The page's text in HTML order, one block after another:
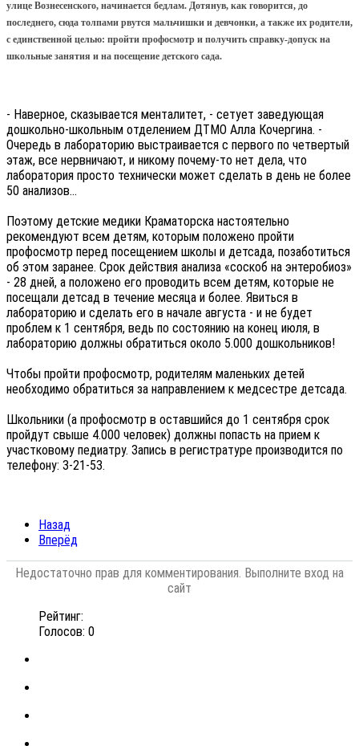
улице Вознесенского, начинается бедлам. Дотянув, как говорится, до
последнего, сюда толпами рвутся мальчишки и девчонки, а также их родители,
с единственной целью: пройти профосмотр и получить справку-допуск на
школьные занятия и на посещение детского сада.
- Наверное, сказывается менталитет, - сетует заведующая
дошкольно-школьным отделением ДТМО Алла Кочергина. -
Очередь в лабораторию выстраивается с первого по четвертый
этаж, все нервничают, и никому почему-то нет дела, что
лаборатория просто технически может сделать в день не более
50 анализов...
Поэтому детские медики Краматорска настоятельно
рекомендуют всем детям, которым положено пройти
профосмотр перед посещением школы и детсада, позаботиться
об этом заранее. Срок действия анализа «соскоб на энтеробиоз»
- 28 дней, а положено его проводить всем детям, которые не
посещали детсад в течение месяца и более. Явиться в
лабораторию и сделать его в начале августа - и не будет
проблем к 1 сентября, ведь по состоянию на конец июля, в
лабораторию должны обратиться около 5.000 дошкольников!
Чтобы пройти профосмотр, родителям маленьких детей
необходимо обратиться за направлением к медсестре детсада.
Школьники (а профосмотр в оставшийся до 1 сентября срок
пройдут свыше 4.000 человек) должны попасть на прием к
участковому педиатру. Запись в регистратуре производится по
телефону: 3-21-53.
Назад
Вперёд
Недостаточно прав для комментирования. Выполните вход на
сайт
Рейтинг:
Голосов: 0